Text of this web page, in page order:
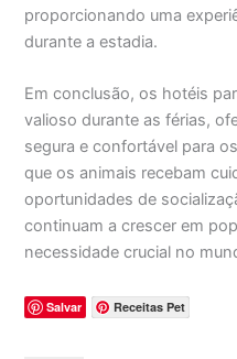
proporcionando uma
durante a estadia.
Em conclusão, os hotéis
valioso durante as férias,
segura e confortável para
que os animais recebam
oportunidades de
continuam a crescer em
necessidade crucial no
Salvar Receitas Pet